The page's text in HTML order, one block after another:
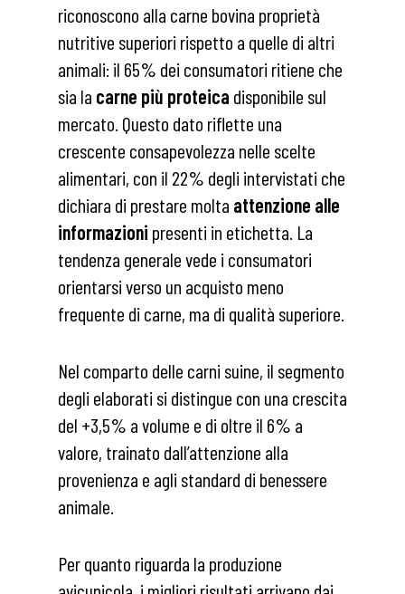
riconoscono alla carne bovina proprietà
nutritive superiori rispetto a quelle di altri
animali: il 65% dei consumatori ritiene che
sia la carne più proteica disponibile sul
mercato. Questo dato riflette una
crescente consapevolezza nelle scelte
alimentari, con il 22% degli intervistati che
dichiara di prestare molta attenzione alle
informazioni presenti in etichetta. La
tendenza generale vede i consumatori
orientarsi verso un acquisto meno
frequente di carne, ma di qualità superiore.
Nel comparto delle carni suine, il segmento
degli elaborati si distingue con una crescita
del +3,5% a volume e di oltre il 6% a
valore, trainato dall’attenzione alla
provenienza e agli standard di benessere
animale.
Per quanto riguarda la produzione